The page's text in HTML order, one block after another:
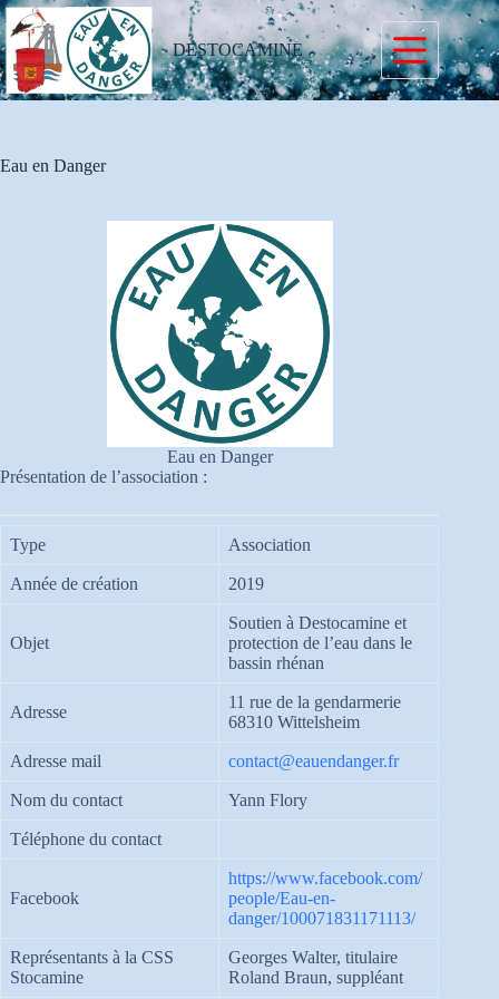
Passer
au
contenu
DESTOCAMINE
Eau en Danger
Eau en Danger
Présentation de l’association :
Type Association
Année de création 2019
Objet
Soutien à Destocamine et
protection de l’eau dans le
bassin rhénan
Adresse
11 rue de la gendarmerie
68310 Wittelsheim
Adresse mail contact@eauendanger.fr
Nom du contact Yann Flory
Téléphone du contact
Facebook
https://www.facebook.com/
people/Eau-en-
danger/100071831171113/
Représentants à la CSS
Stocamine
Georges Walter, titulaire
Roland Braun, suppléant